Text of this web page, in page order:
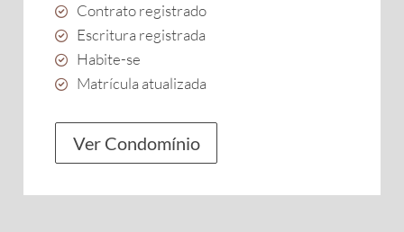
Contrato registrado
Escritura registrada
Habite-se
Matrícula atualizada
Ver Condomínio